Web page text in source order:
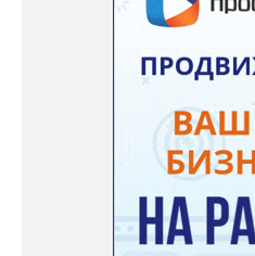
радует меня. Соседи просят
доносится. В конце лета
получаются букеты и саше
используется и в кулинарии».
нашего портала, у неё были
Только она хорошо зимует без
на удивление хорошей: из пяти
взошли даже без
садовод советует сразу убрать
месяца, а место посадки -
самосевом в ней отлично
сухие цветы и стряхивать